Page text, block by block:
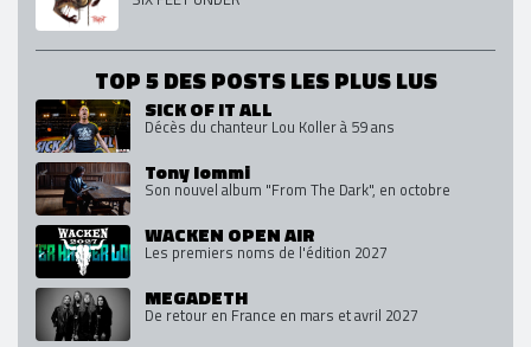
TOP 5 DES POSTS LES PLUS LUS
SICK OF IT ALL
Décès du chanteur Lou Koller à 59 ans
Tony Iommi
Son nouvel album "From The Dark", en octobre
WACKEN OPEN AIR
Les premiers noms de l'édition 2027
MEGADETH
De retour en France en mars et avril 2027